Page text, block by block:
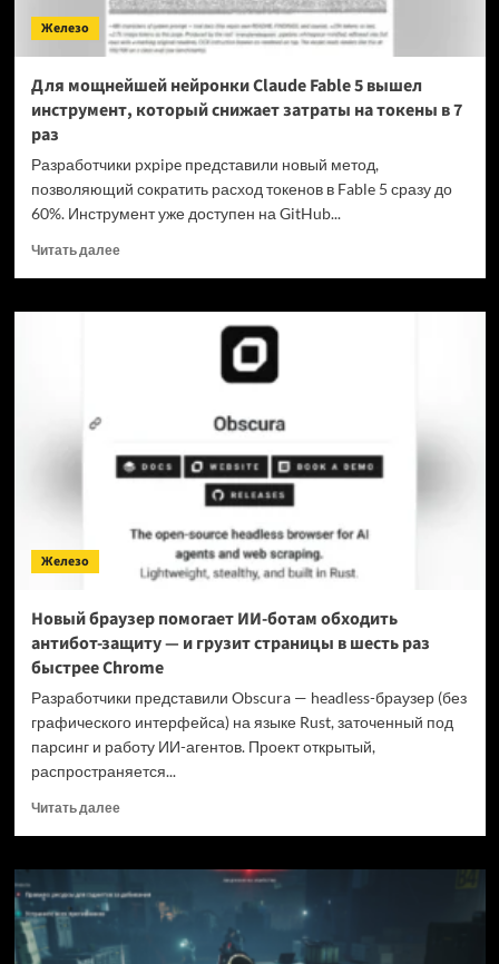
полностью
переходят
на
Железо
Для мощнейшей нейронки Claude Fable 5 вышел
инструмент, который снижает затраты на токены в 7
раз
Разработчики pxpipe представили новый метод,
позволяющий сократить расход токенов в Fable 5 сразу до
60%. Инструмент уже доступен на GitHub...
Читать далееПрочитать
Для
инструмент,
который
на
токены
раз
Железо
Новый браузер помогает ИИ-ботам обходить
антибот-защиту — и грузит страницы в шесть раз
быстрее Chrome
Разработчики представили Obscura — headless-браузер (без
графического интерфейса) на языке Rust, заточенный под
парсинг и работу ИИ-агентов. Проект открытый,
распространяется...
Читать далееПрочитать
Новый
браузер
помогает
ботам